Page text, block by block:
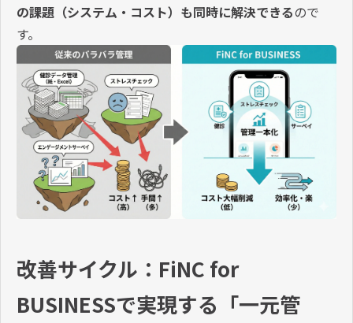
の課題（システム・コスト）も同時に解決できるので
す。
改善サイクル：FiNC for
BUSINESSで実現する「一元管